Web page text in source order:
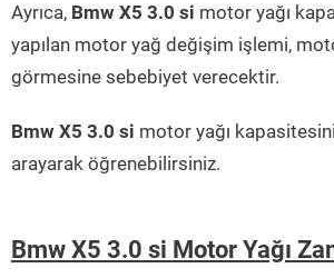
Ayrıca, Bmw X5 3.0 si motor yağı
yapılan motor yağ değişim işlemi,
görmesine sebebiyet verecektir.
Bmw X5 3.0 si motor yağı
arayarak öğrenebilirsiniz.
Bmw X5 3.0 si Motor Yağı